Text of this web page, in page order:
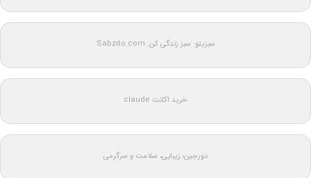
سبزیتو: سبز زندگی کن: Sabzito.com
خرید اکانت claude
دورجین؛ زیبایی، سلامت و سرگرمی